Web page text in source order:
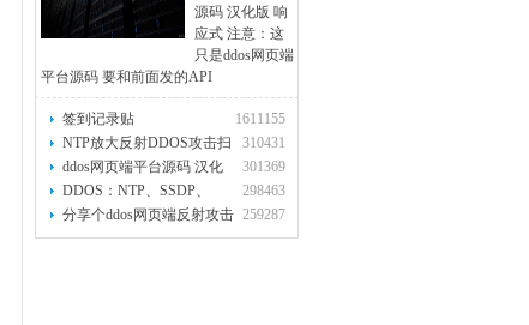
源码 汉化版 响
应式 注意：这
只是ddos网页端
平台源码 要和前面发的API
1611155
签到记录贴
310431
NTP放大反射DDOS攻击扫
描教程,放
301369
ddos网页端平台源码 汉化
版 响应
298463
DDOS：NTP、SSDP、
DNS、SNMP、RI
259287
分享个ddos网页端反射攻击
的API